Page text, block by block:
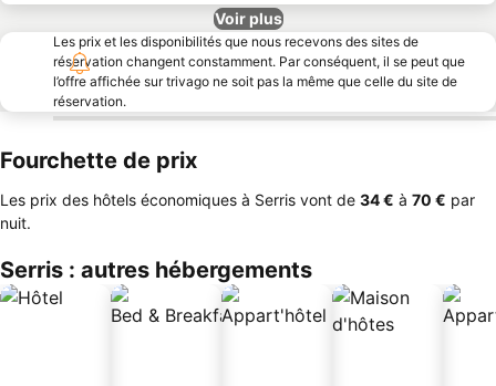
Voir plus
Les prix et les disponibilités que nous recevons des sites de
réservation changent constamment. Par conséquent, il se peut que
l’offre affichée sur trivago ne soit pas la même que celle du site de
réservation.
Fourchette de prix
Les prix des hôtels économiques à Serris vont de ‎34 € à ‎70 € par
nuit.
Serris : autres hébergements